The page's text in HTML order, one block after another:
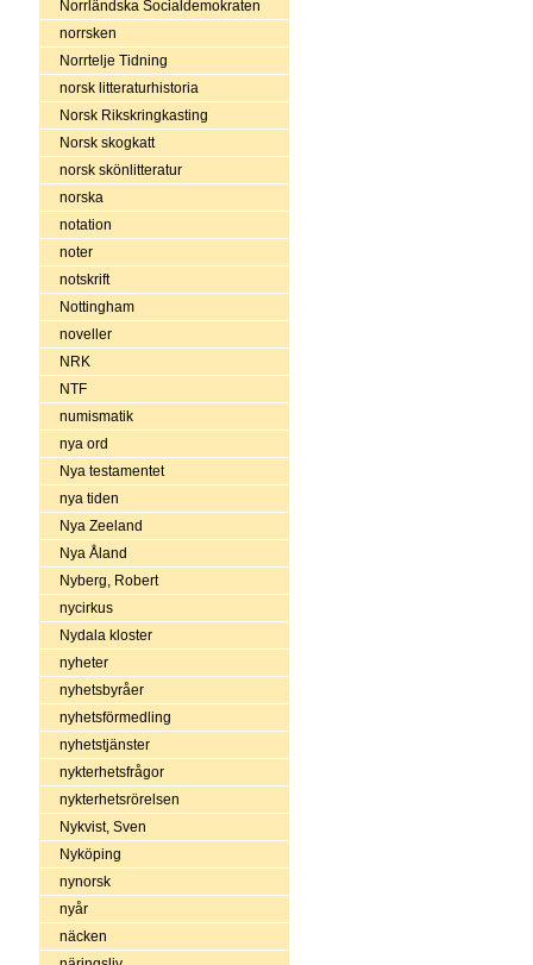
Norrländska Socialdemokraten
norrsken
Norrtelje Tidning
norsk litteraturhistoria
Norsk Rikskringkasting
Norsk skogkatt
norsk skönlitteratur
norska
notation
noter
notskrift
Nottingham
noveller
NRK
NTF
numismatik
nya ord
Nya testamentet
nya tiden
Nya Zeeland
Nya Åland
Nyberg, Robert
nycirkus
Nydala kloster
nyheter
nyhetsbyråer
nyhetsförmedling
nyhetstjänster
nykterhetsfrågor
nykterhetsrörelsen
Nykvist, Sven
Nyköping
nynorsk
nyår
näcken